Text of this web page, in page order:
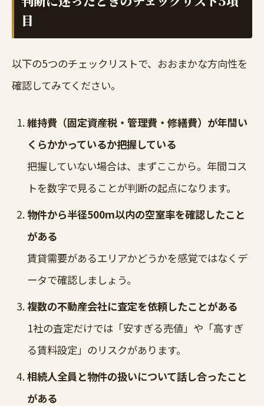
目
以下の5つのチェックリストで、おおまかな方向性を
確認してみてください。
維持費（固定資産税・管理費・修繕費）が年間い
くらかかっているか把握している
把握していない場合は、まずここから。年間コス
トを数字で見ることが判断の起点になります。
物件から半径500m以内の空室率を確認したこと
がある
賃貸需要があるエリアかどうかを感覚ではなくデ
ータで確認しましょう。
複数の不動産会社に査定を依頼したことがある
1社の査定だけでは「安すぎる売値」や「高すぎ
る賃料設定」のリスクがあります。
相続人全員と物件の扱いについて話し合ったこと
がある